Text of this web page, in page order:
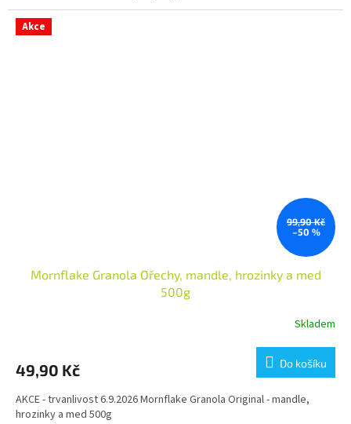
Akce
99,90 Kč
–50 %
Mornflake Granola Ořechy, mandle, hrozinky a med
500g
Skladem
49,90 Kč Do košíku
AKCE - trvanlivost 6.9.2026 Mornflake Granola Original - mandle,
hrozinky a med 500g